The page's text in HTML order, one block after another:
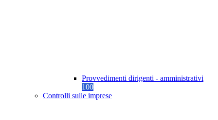
Provvedimenti dirigenti - amministrativi
100
Controlli sulle imprese